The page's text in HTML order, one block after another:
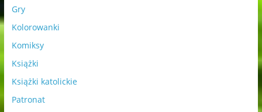
Gry
Kolorowanki
Komiksy
Książki
Książki katolickie
Patronat